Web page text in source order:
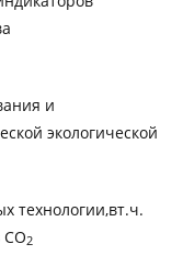
и
экологической
технологии,вт.ч.
2